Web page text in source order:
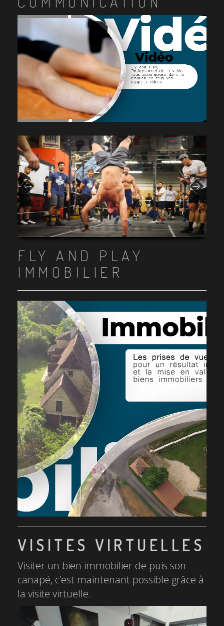
Item 1
Item 2
Item 3
Item 4
Item 5
Item 6
Item 7
Item 8
Item 9
Item 10
FLY AND PLAY
IMMOBILIER
VISITES VIRTUELLES
Visiter un bien immobilier de puis son
canapé, c’est maintenant possible grâce à
la visite virtuelle.